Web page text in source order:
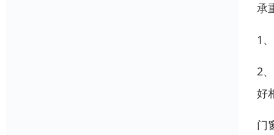
承
1
2
好
门